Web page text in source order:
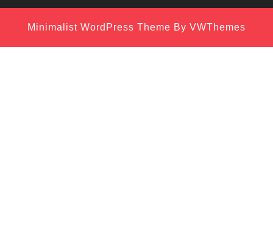
Minimalist WordPress Theme By VWThemes